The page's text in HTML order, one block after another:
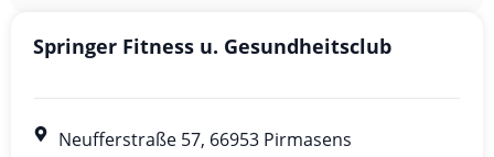
Springer Fitness u. Gesundheitsclub
Neufferstraße 57, 66953 Pirmasens